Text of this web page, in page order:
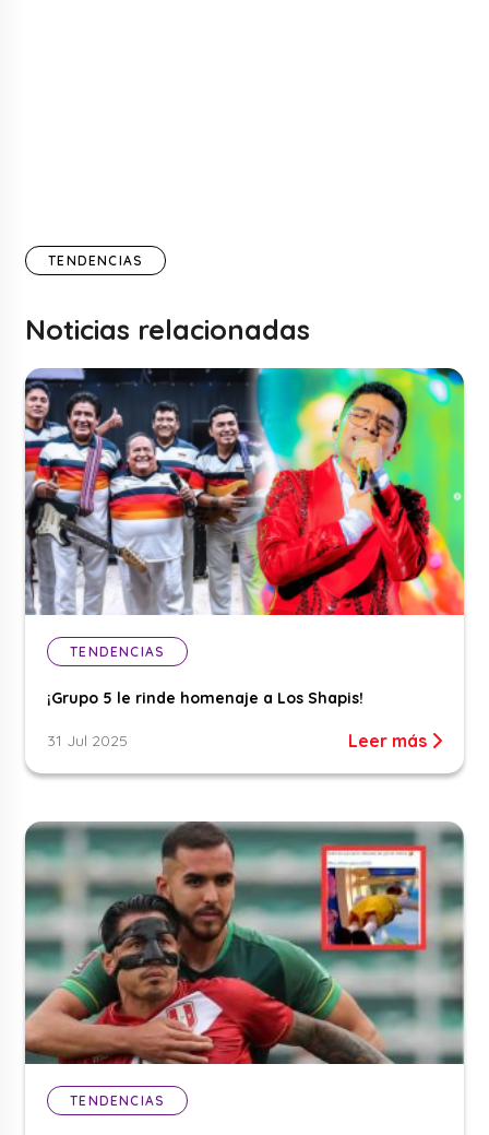
TENDENCIAS
Noticias relacionadas
TENDENCIAS
¡Grupo 5 le rinde homenaje a Los Shapis!
31 Jul 2025 Leer más
TENDENCIAS